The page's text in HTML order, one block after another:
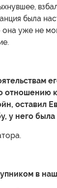
была
уже не
отношению
оставил
у него
в